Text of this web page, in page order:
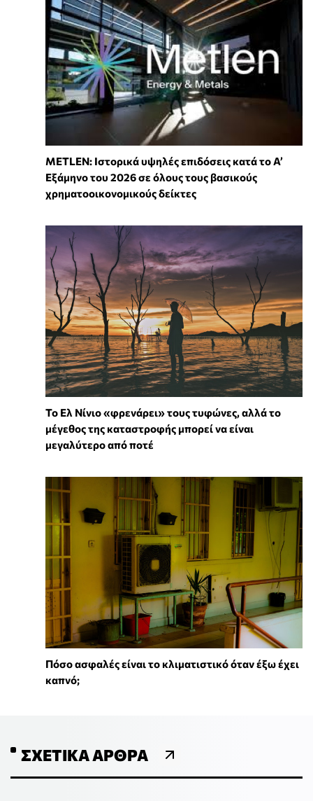
METLEN: Ιστορικά υψηλές επιδόσεις κατά το Α’
Εξάμηνο του 2026 σε όλους τους βασικούς
χρηματοοικονομικούς δείκτες
Το Ελ Νίνιο «φρενάρει» τους τυφώνες, αλλά το
μέγεθος της καταστροφής μπορεί να είναι
μεγαλύτερο από ποτέ
Πόσο ασφαλές είναι το κλιματιστικό όταν έξω έχει
καπνό;
ΣΧΕΤΙΚΆ ΆΡΘΡΑ